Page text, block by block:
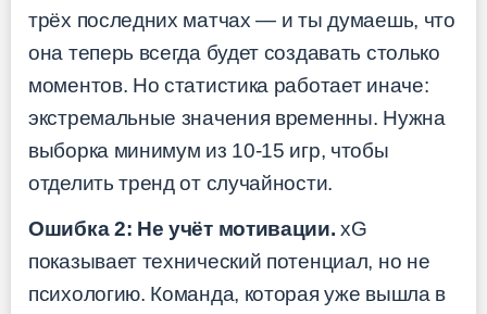
трёх последних матчах — и ты думаешь, что
она теперь всегда будет создавать столько
моментов. Но статистика работает иначе:
экстремальные значения временны. Нужна
выборка минимум из 10-15 игр, чтобы
отделить тренд от случайности.
Ошибка 2: Не учёт мотивации. xG
показывает технический потенциал, но не
психологию. Команда, которая уже вышла в